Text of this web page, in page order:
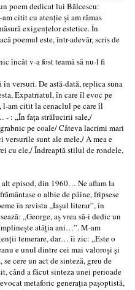
poem dedicat lui Bălcescu:
citit cu atenţie şi am rămas
exigenţelor estetice. În
poemul este, într-adevăr, scris de
încât v-a fost teamă să nu-l fi
versuri. De astă-dată, replica suna
Expatriatul, în care îl evoc pe
l-am citit la cenaclul pe care îl
: ,,În faţa strălucirii sale,/
pe coale/ Câteva lacrimi mari
sunt ale mele,/ A mea e
cu ele,/ Îndreaptă stilul de rondele,
episod, din 1960… Ne aflam la
o albie de pâine, fripsese
în revista ,,Iaşul literar”, în
,,George, aş vrea să-i dedic un
atâţia ani…”. M-am
temerare, dar… îi zic: ,,Este o
e unul dintre cei mai valoroşi şi
cere un act de sinteză, greu de
când a făcut sinteza unei perioade
metaforic generaţia paşoptistă,